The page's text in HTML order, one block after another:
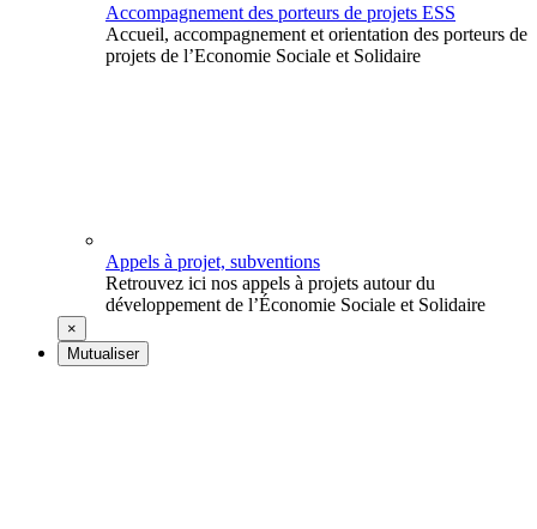
Accompagnement des porteurs de projets ESS
Accueil, accompagnement et orientation des porteurs de
projets de l’Economie Sociale et Solidaire
Appels à projet, subventions
Retrouvez ici nos appels à projets autour du
développement de l’Économie Sociale et Solidaire
×
Mutualiser